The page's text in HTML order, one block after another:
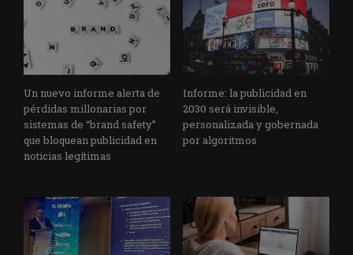
Un nuevo informe alerta de
pérdidas millonarias por
sistemas de “brand safety”
que bloquean publicidad en
noticias legítimas
Informe: la publicidad en
2030 será invisible,
personalizada y gobernada
por algoritmos